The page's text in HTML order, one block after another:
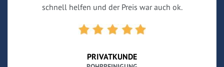
schnell helfen und der Preis war auch ok.
PRIVATKUNDE